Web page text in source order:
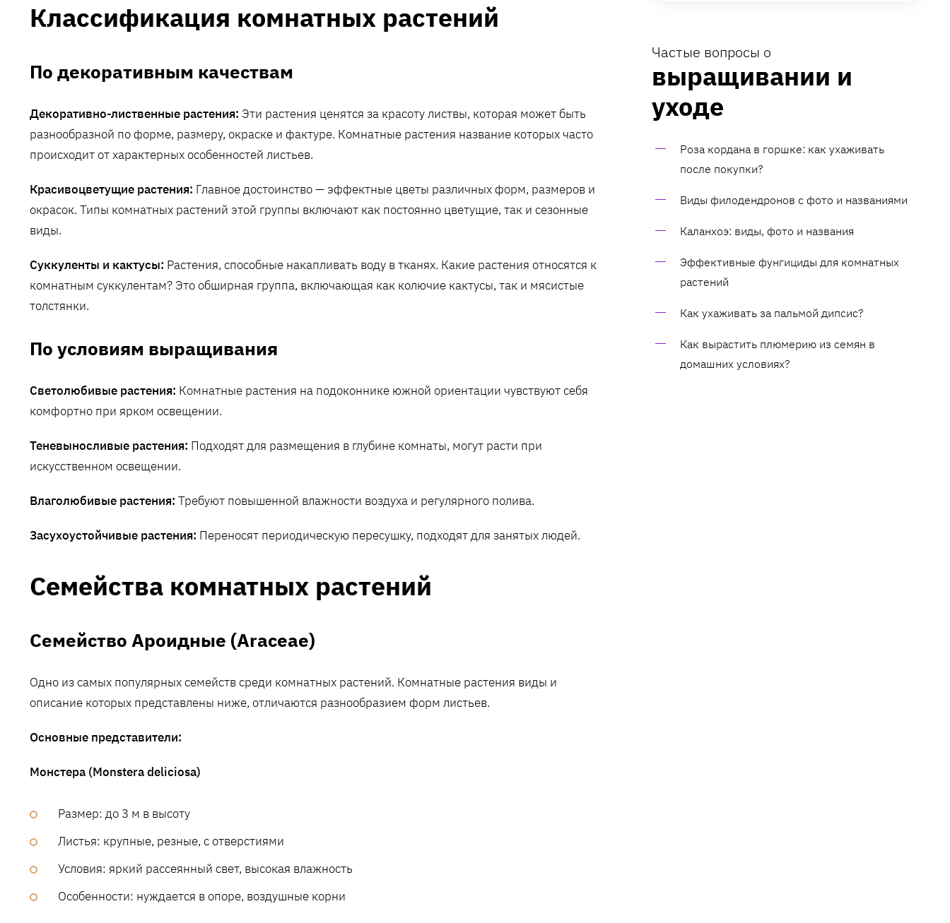
Классификация комнатных растений
По декоративным качествам
Декоративно-лиственные растения: Эти растения ценятся за красоту листвы, которая может быть
разнообразной по форме, размеру, окраске и фактуре. Комнатные растения название которых часто
происходит от характерных особенностей листьев.
Красивоцветущие растения: Главное достоинство — эффектные цветы различных форм, размеров и
окрасок. Типы комнатных растений этой группы включают как постоянно цветущие, так и сезонные
виды.
Суккуленты и кактусы: Растения, способные накапливать воду в тканях. Какие растения относятся к
комнатным суккулентам? Это обширная группа, включающая как колючие кактусы, так и мясистые
толстянки.
По условиям выращивания
Светолюбивые растения: Комнатные растения на подоконнике южной ориентации чувствуют себя
комфортно при ярком освещении.
Теневыносливые растения: Подходят для размещения в глубине комнаты, могут расти при
искусственном освещении.
Влаголюбивые растения: Требуют повышенной влажности воздуха и регулярного полива.
Засухоустойчивые растения: Переносят периодическую пересушку, подходят для занятых людей.
Семейства комнатных растений
Семейство Ароидные (Araceae)
Одно из самых популярных семейств среди комнатных растений. Комнатные растения виды и
описание которых представлены ниже, отличаются разнообразием форм листьев.
Основные представители:
Монстера (Monstera deliciosa)
Размер: до 3 м в высоту
Листья: крупные, резные, с отверстиями
Условия: яркий рассеянный свет, высокая влажность
Особенности: нуждается в опоре, воздушные корни
Частые вопросы о
выращивании и
уходе
Роза кордана в горшке: как ухаживать
после покупки?
Виды филодендронов с фото и названиями
Каланхоэ: виды, фото и названия
Эффективные фунгициды для комнатных
растений
Как ухаживать за пальмой дипсис?
Как вырастить плюмерию из семян в
домашних условиях?